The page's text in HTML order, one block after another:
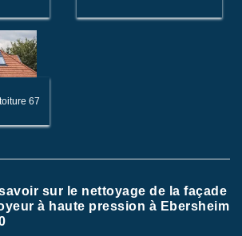
67
sur le nettoyage de la façade
à haute pression à Ebersheim